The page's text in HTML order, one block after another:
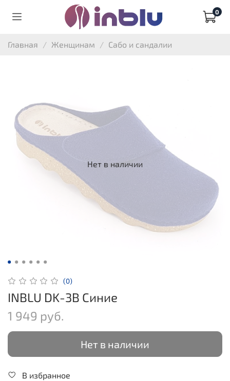
0
Главная Женщинам Сабо и сандалии
Нет в наличии
(0)
INBLU DK-3B Синие
1 949 руб.
Нет в наличии
В избранное